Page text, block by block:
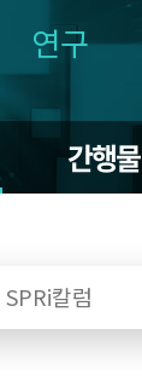
연구
간행물
SPRi칼럼